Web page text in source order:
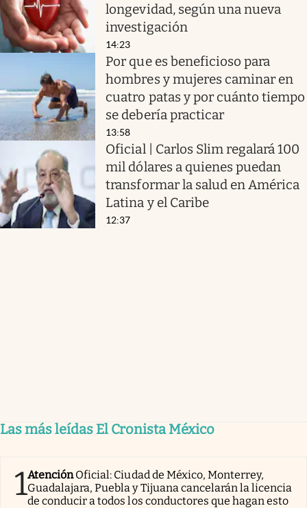
longevidad, según una nueva
investigación
14:23
Por que es beneficioso para
hombres y mujeres caminar en
cuatro patas y por cuánto tiempo
se debería practicar
13:58
Oficial | Carlos Slim regalará 100
mil dólares a quienes puedan
transformar la salud en América
Latina y el Caribe
12:37
Las más leídas El Cronista México
1AtenciónOficial: Ciudad de México, Monterrey,
Guadalajara, Puebla y Tijuana cancelarán la licencia
de conducir a todos los conductores que hagan esto